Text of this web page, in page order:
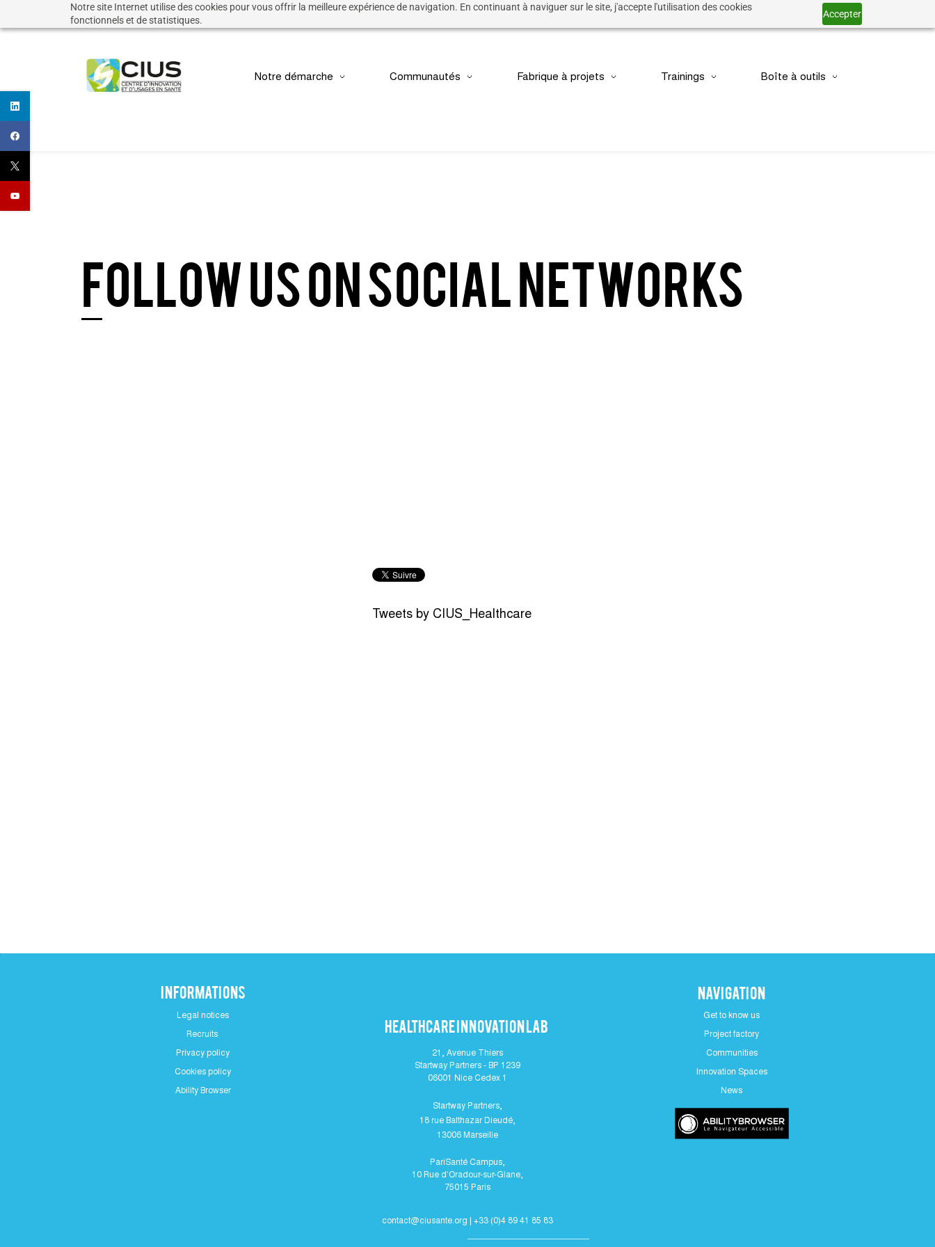
Notre site Internet utilise des cookies pour vous offrir la meilleure expérience de navigation. En continuant à naviguer sur le site, j'accepte l'utilisation des cookies
fonctionnels et de statistiques.
Accepter
to
Notre démarche Communautés Fabrique à projets Trainings Boîte à outils
Follow us on social networks
Tweets by CIUS_Healthcare
Informations
Legal notices
Recruits
Privacy policy
Cookies policy
Ability Browser
Healthcare Innovation lab
21, Avenue Thiers
Startway Partners - BP 1239
06001 Nice Cedex 1
Startway Partners,
18 rue Balthazar Dieudé,
13006 Marseille
PariSanté Campus,
10 Rue d'Oradour-sur-Glane,
75015 Paris
contact@ciusante.org | +33 (0)4 89 41 85 83
Navigation
Get to know us
Project factory
Communities
Innovation Spaces
News